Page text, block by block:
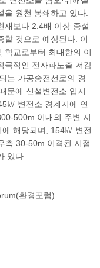
을 원천 봉쇄하고 있다.
재보다 2.4배 이상 증설
할 것으로 예상된다. 이
학교로부터 최대한의 이
극적인 전자파노출 저감
는 가공송전선로의 경
문에 신설변전소 입지
㎸ 변전소 경계지에 연
500m 이내의 주변 지
해당되며, 154㎸ 변전
측 30-50m 이격된 지점
있다.
환경포럼)